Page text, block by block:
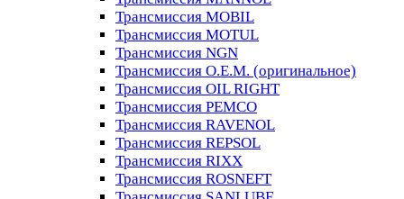
Трансмиссия MOBIL
Трансмиссия MOTUL
Трансмиссия NGN
Трансмиссия O.E.M. (оригинальное)
Трансмиссия OIL RIGHT
Трансмиссия PEMCO
Трансмиссия RAVENOL
Трансмиссия REPSOL
Трансмиссия RIXX
Трансмиссия ROSNEFT